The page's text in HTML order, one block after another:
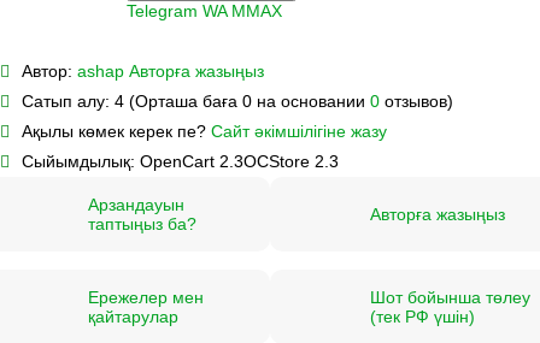
Telegram WA MMAX
Автор: ashap Авторға жазыңыз
Сатып алу: 4 (Орташа баға 0 на основании 0 отзывов)
Ақылы көмек керек пе? Сайт әкімшілігіне жазу
Сыйымдылық: OpenCart 2.3OCStore 2.3
Арзандауын
таптыңыз ба?
Авторға жазыңыз
Ережелер мен
қайтарулар
Шот бойынша төлеу
(тек РФ үшін)